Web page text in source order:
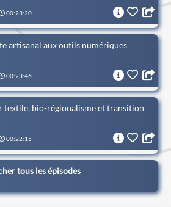
00:23:20
artisanal aux outils numériques
00:23:46
textile, bio-régionalisme et transition
00:22:15
tous les épisodes